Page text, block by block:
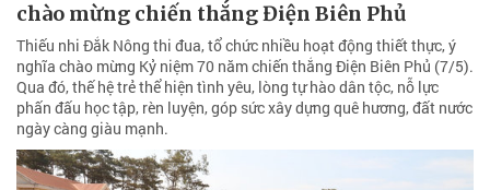
chào mừng chiến thắng Điện Biên Phủ
Thiếu nhi Đắk Nông thi đua, tổ chức nhiều hoạt động thiết thực, ý
nghĩa chào mừng Kỷ niệm 70 năm chiến thắng Điện Biên Phủ (7/5).
Qua đó, thế hệ trẻ thể hiện tình yêu, lòng tự hào dân tộc, nỗ lực
phấn đấu học tập, rèn luyện, góp sức xây dựng quê hương, đất nước
ngày càng giàu mạnh.